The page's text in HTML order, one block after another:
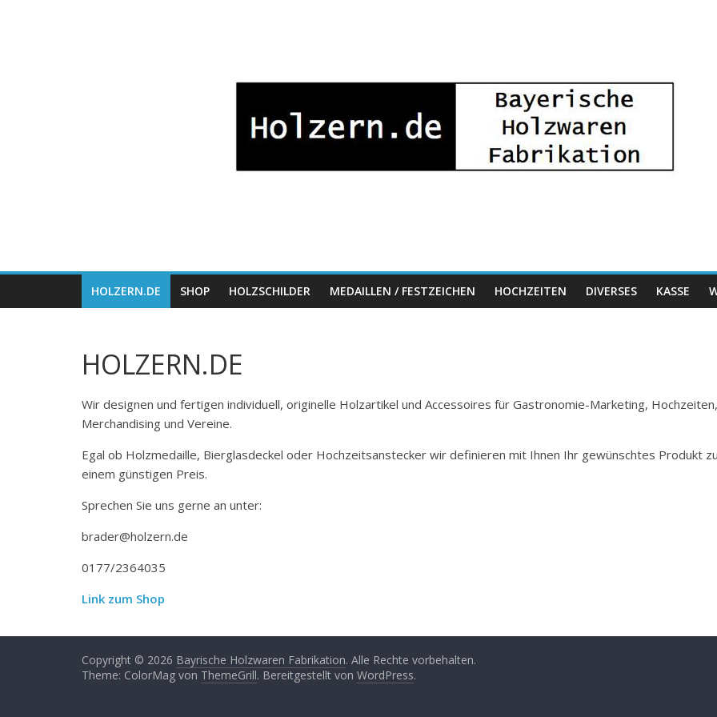
Holzwaren
Fabrikation
HOLZERN.DE SHOP HOLZSCHILDER MEDAILLEN / FESTZEICHEN HOCHZEITEN DIVERSES KASSE
HOLZERN.DE
Wir designen und fertigen individuell, originelle Holzartikel und Accessoires für Gastronomie-Marketing, Hochzeiten,
Merchandising und Vereine.
Egal ob Holzmedaille, Bierglasdeckel oder Hochzeitsanstecker wir definieren mit Ihnen Ihr gewünschtes Produkt
einem günstigen Preis.
Sprechen Sie uns gerne an unter:
brader@holzern.de
0177/2364035
Link zum Shop
Copyright © 2026 Bayrische Holzwaren Fabrikation. Alle Rechte vorbehalten.
Theme: ColorMag von ThemeGrill. Bereitgestellt von WordPress.